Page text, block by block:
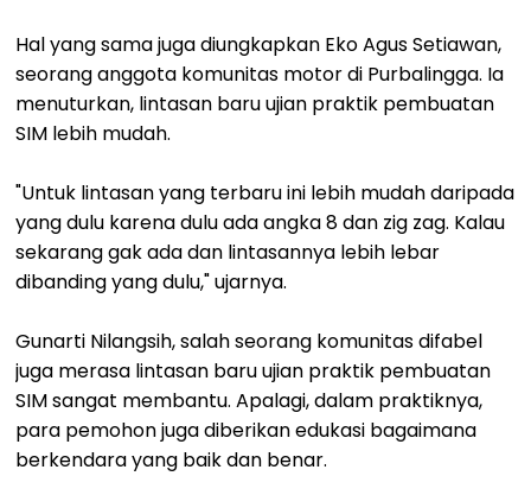
Hal yang sama juga diungkapkan Eko Agus Setiawan,
seorang anggota komunitas motor di Purbalingga. Ia
menuturkan, lintasan baru ujian praktik pembuatan
SIM lebih mudah.
"Untuk lintasan yang terbaru ini lebih mudah daripada
yang dulu karena dulu ada angka 8 dan zig zag. Kalau
sekarang gak ada dan lintasannya lebih lebar
dibanding yang dulu," ujarnya.
Gunarti Nilangsih, salah seorang komunitas difabel
juga merasa lintasan baru ujian praktik pembuatan
SIM sangat membantu. Apalagi, dalam praktiknya,
para pemohon juga diberikan edukasi bagaimana
berkendara yang baik dan benar.